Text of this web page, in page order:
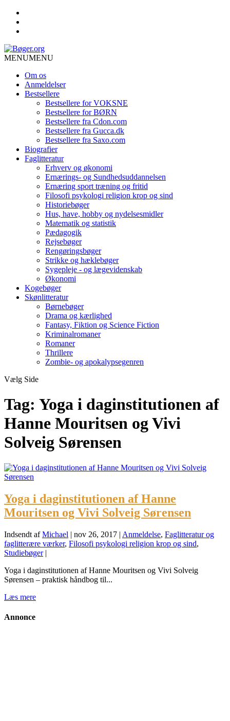
MENUMENU
Om os
Anmeldelser
Bestsellere
Bestsellere for VOKSNE
Bestsellere for BØRN
Bestsellere fra Cdon.com
Bestsellere fra Gucca.dk
Bestsellere fra Saxo.com
Biografier
Faglitteratur
Erhverv og økonomi
Ernærings- og Sundhedsuddannelsen
Ernæring sport træning og fritid
Filosofi psykologi religion krop og sind
Historiebøger
Hus, have, hobby og nydelsesmidler
Matematik og statistik
Pædagogik
Rejsebøger
Rengøringsbøger
Strikke og hæklebøger
Sygepleje - og lægevidenskab
Økonomi
Kogebøger
Skønlitteratur
Børnebøger
Drama og kærlighed
Fantasy, Fiktion og Science Fiction
Kriminalromaner
Romaner
Thrillere
Zombie- og apokalypsegenren
Vælg Side
Tag: Yoga i daginstitutionen af
Hanne Mouritsen og Vivi
Solveig Sørensen
Yoga i daginstitutionen af Hanne
Mouritsen og Vivi Solveig Sørensen
Indsendt afMichael | nov 26, 2017 | Anmeldelse, Faglitteratur og
faglitterære værker, Filosofi psykologi religion krop og sind,
Studiebøger|
Yoga i daginstitutionen af Hanne Mouritsen og Vivi Solveig
Sørensen – praktisk håndbog til...
Læs mere
Annonce